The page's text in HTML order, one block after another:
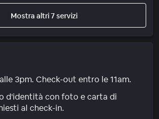
Mostra altri 7 servizi
3pm. Check-out entro le 11am.
d'identità con foto e carta di
al check-in.